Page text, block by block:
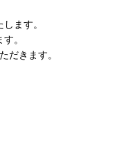
ます。
。
だきます。